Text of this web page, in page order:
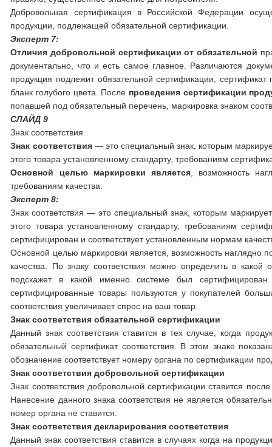
Добровольная сертификация в Российской Федерации
продукции, подлежащей обязательной сертификации.
Эксперт 7:
Отличия добровольной сертификации от обязательной
документально, что и есть самое главное. Различаются
продукция подлежит обязательной сертификации,
бланк голубого цвета. После проведения сертификации
попавшей под обязательный перечень, маркировка знаком
СЛАЙД 9
Знак соответствия
Знак соответствия— это специальный знак, которым
этого товара установленному стандарту, требованиям
Основной целью маркировки является, возможность
требованиям качества.
Эксперт 8:
Знак соответствия — это специальный знак, которым
этого товара установленному стандарту, требованиям
сертифицирован и соответствует установленным нормам
Основной целью маркировки является, возможность наглядно
качества. По знаку соответствия можно определить в
подскажет в какой именно системе был
сертифицированные товары пользуются у покупателей
соответствия увеличивает спрос на ваш товар.
Знак соответствия обязательной сертификации
Данный знак соответствия ставится в тех случае, когда
обязательный сертификат соответствия. В этом знаке
обозначение соответствует номеру органа по сертификации
Знак соответствия добровольной сертификации
Знак соответствия добровольной сертификации ставится
Нанесение данного знака соответствия не является
номер органа не ставится.
Знак соответствия декларирования соответствия
Данный знак соответствия ставится в случаях когда на